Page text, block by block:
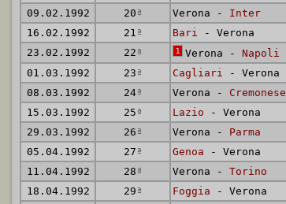
09.02.1992
20 ª Verona - Inter
16.02.1992
21 ª Bari - Verona
23.02.1992
22 ª 1 Verona - Napoli
01.03.1992
23 ª Cagliari - Verona
08.03.1992
24ª Verona - Cremonese
15.03.1992
25 ª Lazio - Verona
29.03.1992
26 ª Verona - Parma
05.04.1992
27 ª Genoa - Verona
11.04.1992
28 ª Verona - Torino
18.04.1992
29 ª Foggia - Verona